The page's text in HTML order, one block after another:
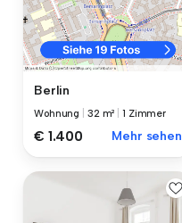
Berlin
Wohnung 32 m² |1 Zimmer
€ 1.400 Mehr sehen